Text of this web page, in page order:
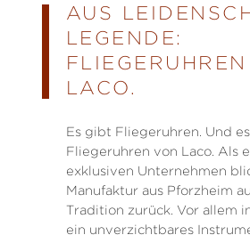
AUS
LEGENDE:
LACO.
Es gibt Fliegeruhren. Und
Fliegeruhren von Laco. Als
exklusiven Unternehmen
Manufaktur aus Pforzheim
Tradition zurück. Vor allem
ein unverzichtbares